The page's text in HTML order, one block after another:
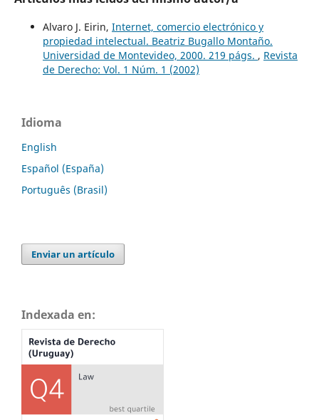
Alvaro J. Eirin, Internet, comercio electrónico y
propiedad intelectual. Beatriz Bugallo Montaño.
Universidad de Montevideo, 2000. 219 págs. , Revista
de Derecho: Vol. 1 Núm. 1 (2002)
Idioma
English
Español (España)
Português (Brasil)
Enviar un artículo
Indexada en: